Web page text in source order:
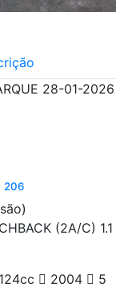
28-01-2026
206
(2A/C) 1.1
2004 5